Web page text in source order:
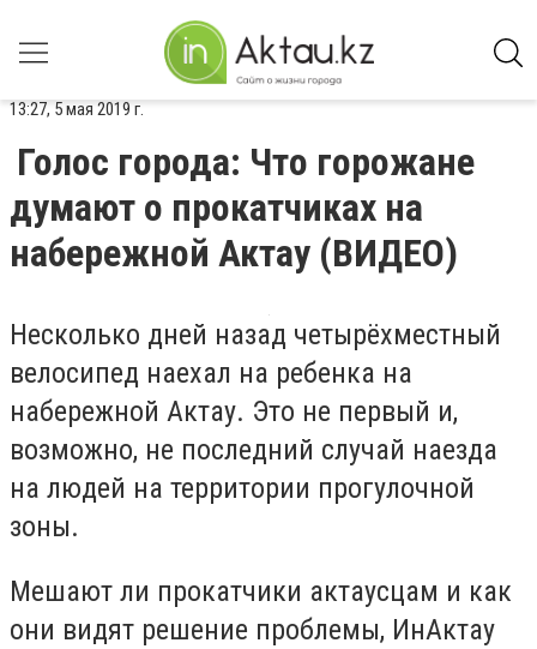
13:27, 5 мая 2019 г.
Голос города: Что горожане
думают о прокатчиках на
набережной Актау (ВИДЕО)
Несколько дней назад четырёхместный
велосипед наехал на ребенка на
набережной Актау. Это не первый и,
возможно, не последний случай наезда
на людей на территории прогулочной
зоны.
Мешают ли прокатчики актаусцам и как
они видят решение проблемы, ИнАктау